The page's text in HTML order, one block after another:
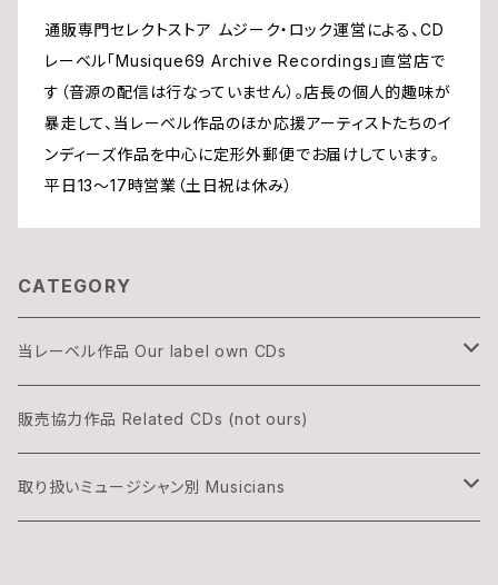
通販専門セレクトストア ムジーク・ロック運営による、CD
レーベル「Musique69 Archive Recordings」直営店で
す（音源の配信は行なっていません）。店長の個人的趣味が
暴走して、当レーベル作品のほか応援アーティストたちのイ
ンディーズ作品を中心に定形外郵便でお届けしています。
平日13〜17時営業（土日祝は休み）
CATEGORY
当レーベル作品 Our label own CDs
DOGON
THREE & ONLY
販売協力作品 Related CDs (not ours)
取り扱いミュージシャン別 Musicians